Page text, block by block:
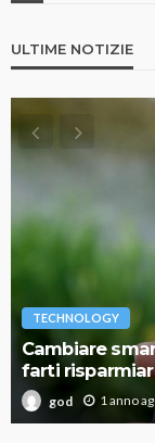
ULTIME NOTIZIE
TECHNOLOGY
Cambiare
farti
god 1 anno